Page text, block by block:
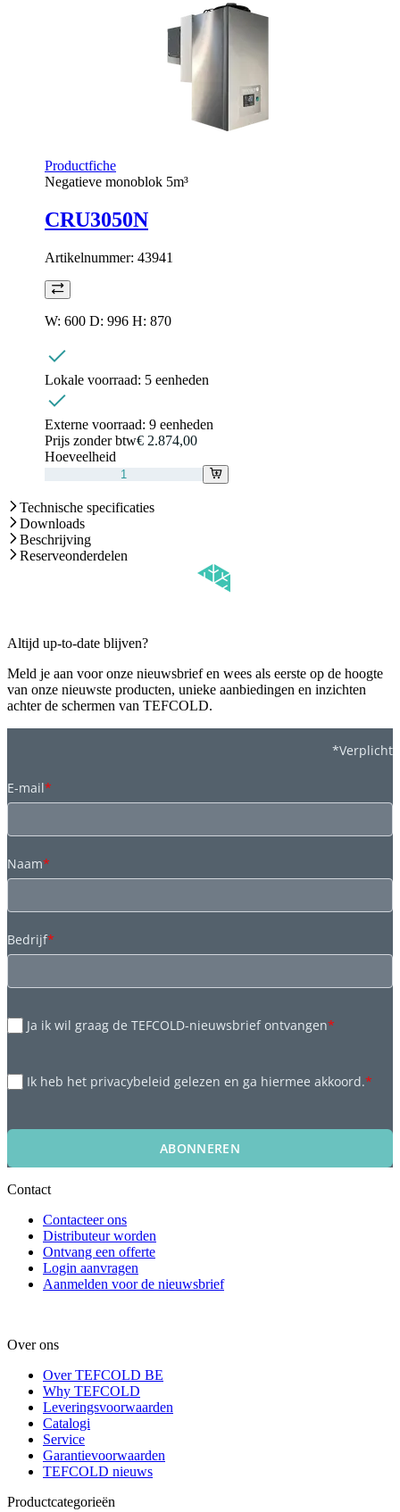
Productfiche
Negatieve monoblok 5m³
CRU3050N
Artikelnummer: 43941
W: 600 D: 996 H: 870
Lokale voorraad: 5 eenheden
Externe voorraad: 9 eenheden
Prijs zonder btw€ 2.874,00
Hoeveelheid
Technische specificaties
Downloads
Beschrijving
Reserveonderdelen
Altijd up-to-date blijven?
Meld je aan voor onze nieuwsbrief en wees als eerste op de hoogte
van onze nieuwste producten, unieke aanbiedingen en inzichten
achter de schermen van TEFCOLD.
*Verplicht
E-mail*
Naam*
Bedrijf*
Ja ik wil graag de TEFCOLD-nieuwsbrief ontvangen*
Ik heb het privacybeleid gelezen en ga hiermee akkoord.*
ABONNEREN
Contact
Contacteer ons
Distributeur worden
Ontvang een offerte
Login aanvragen
Aanmelden voor de nieuwsbrief
Over ons
Over TEFCOLD BE
Why TEFCOLD
Leveringsvoorwaarden
Catalogi
Service
Garantievoorwaarden
TEFCOLD nieuws
Productcategorieën